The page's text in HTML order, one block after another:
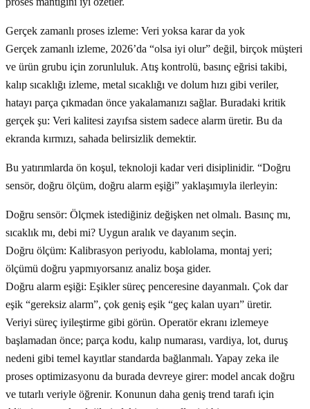
Gerçek zamanlı proses izleme: Veri yoksa karar da yok
Gerçek zamanlı izleme, 2026’da “olsa iyi olur” değil, birçok müşteri
ve ürün grubu için zorunluluk. Atış kontrolü, basınç eğrisi takibi,
kalıp sıcaklığı izleme, metal sıcaklığı ve dolum hızı gibi veriler,
hatayı parça çıkmadan önce yakalamanızı sağlar. Buradaki kritik
gerçek şu: Veri kalitesi zayıfsa sistem sadece alarm üretir. Bu da
ekranda kırmızı, sahada belirsizlik demektir.
Bu yatırımlarda ön koşul, teknoloji kadar veri disiplinidir. “Doğru
sensör, doğru ölçüm, doğru alarm eşiği” yaklaşımıyla ilerleyin:
Doğru sensör: Ölçmek istediğiniz değişken net olmalı. Basınç mı,
sıcaklık mı, debi mi? Uygun aralık ve dayanım seçin.
Doğru ölçüm: Kalibrasyon periyodu, kablolama, montaj yeri;
ölçümü doğru yapmıyorsanız analiz boşa gider.
Doğru alarm eşiği: Eşikler süreç penceresine dayanmalı. Çok dar
eşik “gereksiz alarm”, çok geniş eşik “geç kalan uyarı” üretir.
Veriyi süreç iyileştirme gibi görün. Operatör ekranı izlemeye
başlamadan önce; parça kodu, kalıp numarası, vardiya, lot, duruş
nedeni gibi temel kayıtlar standarda bağlanmalı. Yapay zeka ile
proses optimizasyonu da burada devreye girer: model ancak doğru
ve tutarlı veriyle öğrenir. Konunun daha geniş trend tarafı için